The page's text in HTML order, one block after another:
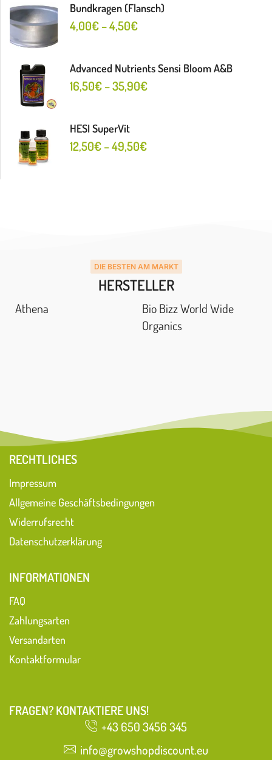
Bundkragen (Flansch)
4,00€–4,50€
Advanced Nutrients Sensi Bloom A&B
16,50€–35,90€
HESI SuperVit
12,50€–49,50€
DIE BESTEN AM MARKT
HERSTELLER
Athena
Bio Bizz World Wide
Organics
RECHTLICHES
Impressum
Allgemeine Geschäftsbedingungen
Widerrufsrecht
Datenschutzerklärung
INFORMATIONEN
FAQ
Zahlungsarten
Versandarten
Kontaktformular
FRAGEN? KONTAKTIERE UNS!
+43 650 3456 345
info@growshopdiscount.eu